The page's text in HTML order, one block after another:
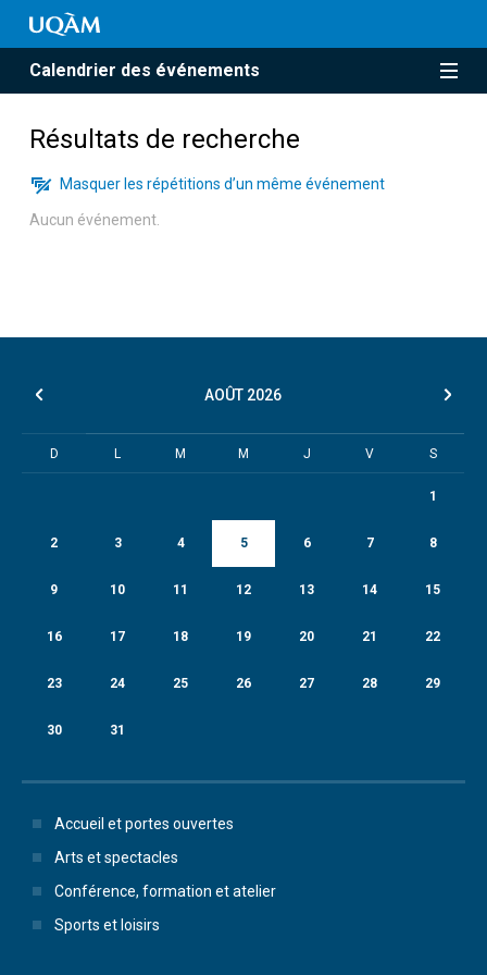
Calendrier des événements
Résultats de recherche
Masquer les répétitions d’un même événement
Aucun événement.
AOÛT 2026
D L M M J V S
1
2 3 4 5 6 7 8
9 10 11 12 13 14 15
16 17 18 19 20 21 22
23 24 25 26 27 28 29
30 31
Accueil et portes ouvertes
Arts et spectacles
Conférence, formation et atelier
Sports et loisirs